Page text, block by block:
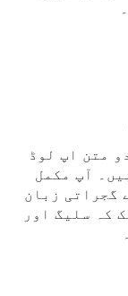
فوری طور پر
متن اپ لوڈ
آپ مکمل
گجراتی زبان